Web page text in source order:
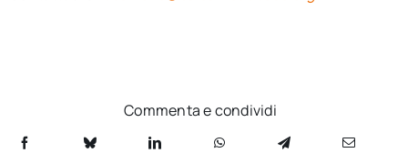
Commenta e condividi